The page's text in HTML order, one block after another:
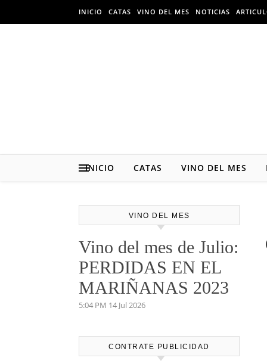
INICIO CATAS VINO DEL MES NOTICIAS
INICIO CATAS VINO DEL MES
VINO DEL MES
Vino del mes de Julio:
PERDIDAS EN EL
MARIÑANAS 2023
5:04 PM 14 Jul 2026
CONTRATE PUBLICIDAD